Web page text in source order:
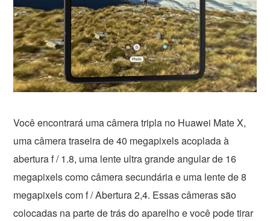
Você encontrará uma câmera tripla no Huawei Mate X,
uma câmera traseira de 40 megapixels acoplada à
abertura f / 1.8, uma lente ultra grande angular de 16
megapixels como câmera secundária e uma lente de 8
megapixels com f / Abertura 2,4. Essas câmeras são
colocadas na parte de trás do aparelho e você pode tirar